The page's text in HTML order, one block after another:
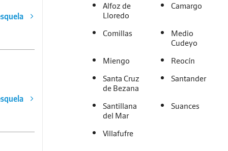
Alfoz de
Lloredo
Camargo
Comillas
Medio
Cudeyo
Miengo
Reocín
Santa Cruz
de Bezana
Santander
Santillana
del Mar
Suances
Villafufre